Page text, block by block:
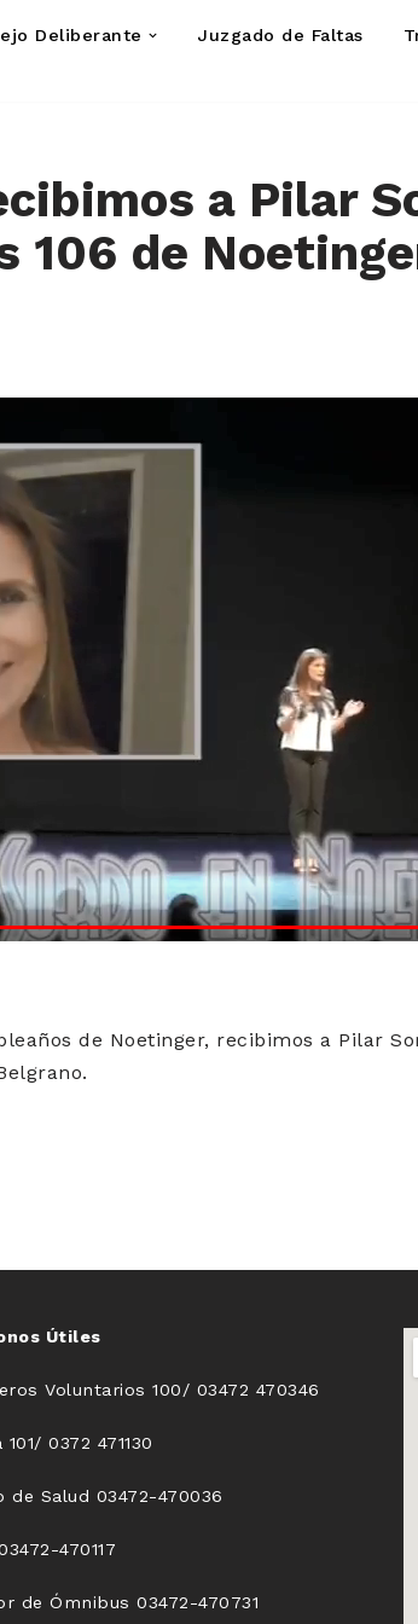
Deliberante Juzgado de Faltas
a Pilar
106 de
de Noetinger, recibimos a Pilar
Útiles
Voluntarios 100/ 03472 470346
101/ 0372 471130
de Salud 03472-470036
470117
de Ómnibus 03472-470731